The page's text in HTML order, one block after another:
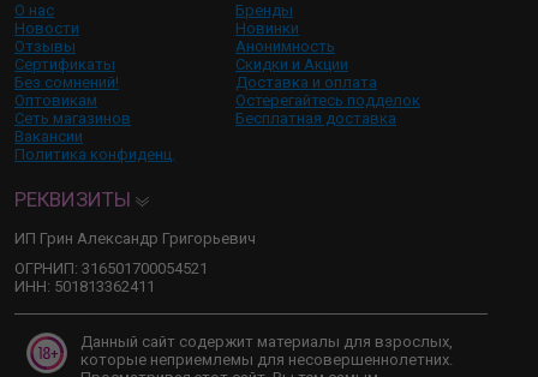
О нас
Новости
Отзывы
Сертификаты
Без сомнений!
Оптовикам
Сеть магазинов
Вакансии
Политика конфиденц.
Бренды
Новинки
Анонимность
Скидки и Акции
Доставка и оплата
Остерегайтесь подделок
Бесплатная доставка
РЕКВИЗИТЫ
ИП Грин Александр Григорьевич
ОГРНИП: 316501700054521
ИНН: 501813362411
Данный сайт содержит материалы для взрослых,
которые неприемлемы для несовершеннолетних.